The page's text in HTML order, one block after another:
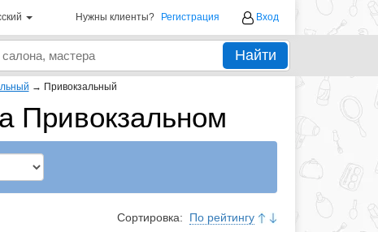
Нужны клиенты? Регистрация Вход
Найти
→ Привокзальный
Привокзальном
Сортировка: По рейтингу